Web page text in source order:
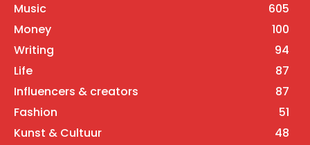
Music
605
Money
100
Writing
94
Life
87
Influencers & creators
87
Fashion
51
Kunst & Cultuur
48